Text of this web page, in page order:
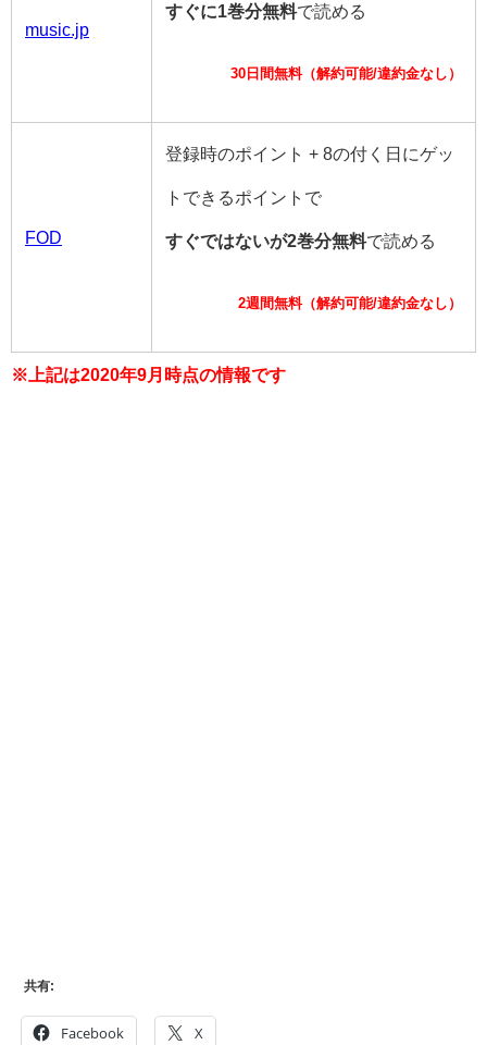
music.jp
すぐに1巻分無料で読める
30日間無料（解約可能/違約金なし）
FOD
登録時のポイント + 8の付く日にゲッ
トできるポイントで
すぐではないが2巻分無料で読める
2週間無料（解約可能/違約金なし）
※上記は2020年9月時点の情報です
共有:
Facebook X